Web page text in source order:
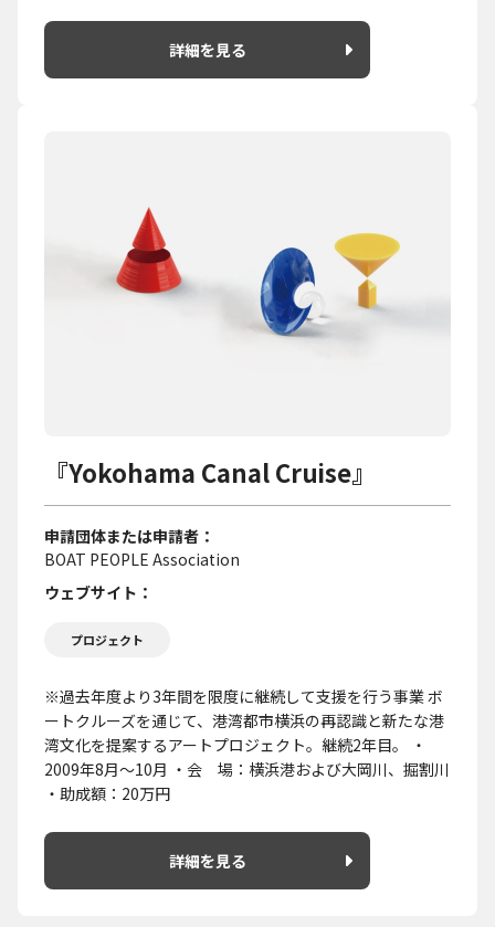
詳細を見る
『Yokohama Canal Cruise』
申請団体または申請者
BOAT PEOPLE Association
ウェブサイト
プロジェクト
※過去年度より3年間を限度に継続して支援を行う事業 ボ
ートクルーズを通じて、港湾都市横浜の再認識と新たな港
湾文化を提案するアートプロジェクト。継続2年目。 ・
2009年8月～10月 ・会 場：横浜港および大岡川、掘割川
・助成額：20万円
詳細を見る